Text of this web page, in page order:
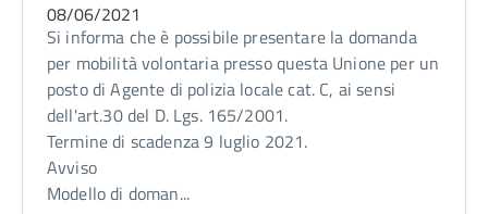
08/06/2021
Si informa che è possibile presentare la domanda
per mobilità volontaria presso questa Unione per un
posto di Agente di polizia locale cat. C, ai sensi
dell'art.30 del D. Lgs. 165/2001.
Termine di scadenza 9 luglio 2021.
Avviso
Modello di doman...